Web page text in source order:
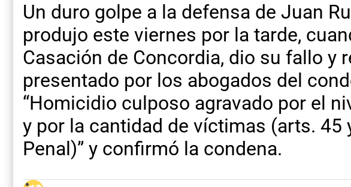
Un duro golpe a la defensa de Juan
produjo este viernes por la tarde,
Casación de Concordia, dio su fallo y
presentado por los abogados del
“Homicidio culposo agravado por el
y por la cantidad de víctimas (arts. 45
Penal)” y confirmó la condena.